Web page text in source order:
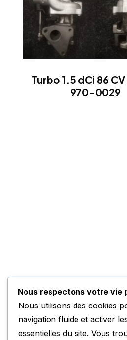
Turbo 1.5 dCi 86
970-0029
Nous respectons votre vie
Nous utilisons des cookies
navigation fluide et activer
essentielles du site. Vous